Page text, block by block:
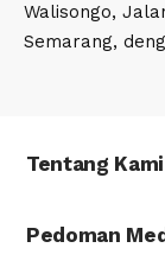
Walisongo,
Semarang,
Tentang Kami
Pedoman